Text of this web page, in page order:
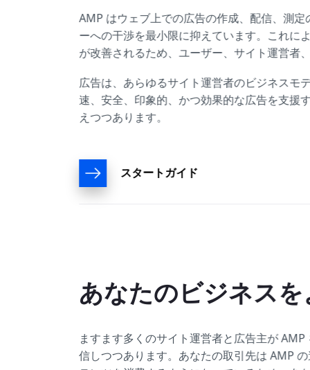
AMP はウェブ上での広告の作成、配信、測
ーへの干渉を最小限に抑えています。これに
が改善されるため、ユーザー、サイト運営者
広告は、あらゆるサイト運営者のビジネスモ
速、安全、印象的、かつ効果的な広告を支援
えつつあります。
スタートガイド
あなたのビジネス
ますます多くのサイト運営者と広告主が
信しつつあります。あなたの取引先は AMP